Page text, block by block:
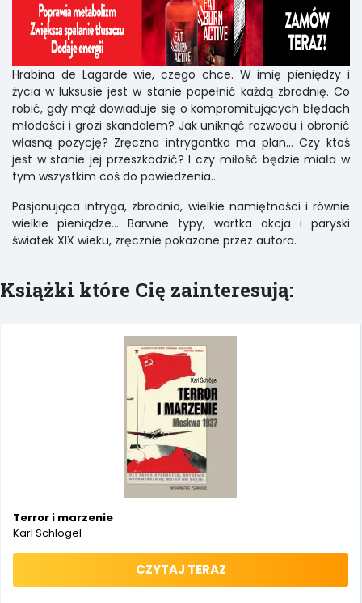
Hrabina de Lagarde wie, czego chce. W imię pieniędzy i
życia w luksusie jest w stanie popełnić każdą zbrodnię. Co
robić, gdy mąż dowiaduje się o kompromitujących błędach
młodości i grozi skandalem? Jak uniknąć rozwodu i obronić
własną pozycję? Zręczna intrygantka ma plan... Czy ktoś
jest w stanie jej przeszkodzić? I czy miłość będzie miała w
tym wszystkim coś do powiedzenia...
Pasjonująca intryga, zbrodnia, wielkie namiętności i równie
wielkie pieniądze... Barwne typy, wartka akcja i paryski
światek XIX wieku, zręcznie pokazane przez autora.
Książki które Cię zainteresują:
Terror i marzenie
Karl Schlogel
CZYTAJ TERAZ